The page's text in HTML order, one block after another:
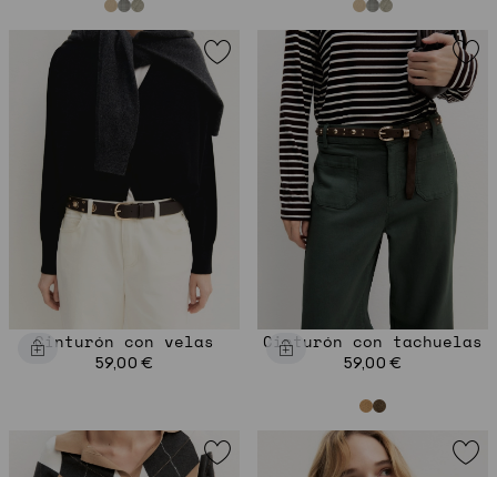
Cinturón con velas
59,00 €
Cinturón con tachuelas
59,00 €